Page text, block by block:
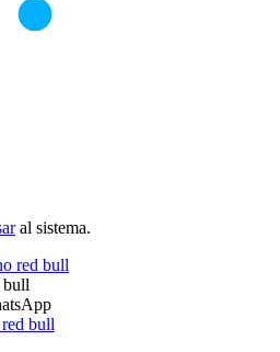
al sistema.
red bull
bull
bull